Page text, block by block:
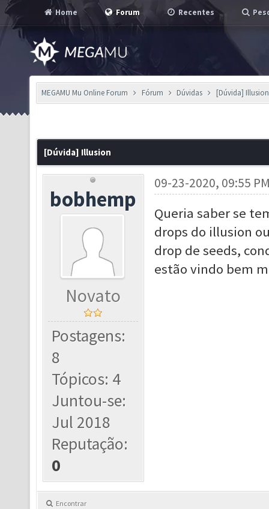
Home Forum Recentes
MEGAMU Mu Online Forum Fórum Dúvidas [Dúvida] Illusion
[Dúvida] Illusion
bobhemp
Novato
Postagens:
8
Tópicos: 4
Juntou-se:
Jul 2018
Reputação:
0
09-23-2020, 09:55
Queria saber se
drops do illusion
drop de seeds,
estão vindo bem
Encontrar